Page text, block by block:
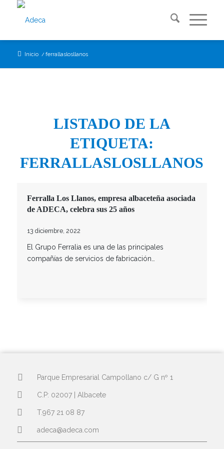
Inicio / ferrallaslosllanos
LISTADO DE LA
ETIQUETA:
FERRALLASLOSLLANOS
Ferralla Los Llanos, empresa albaceteña asociada
de ADECA, celebra sus 25 años
13 diciembre, 2022
El Grupo Ferralia es una de las principales
compañías de servicios de fabricación…
Parque Empresarial Campollano c/ G nº 1
C.P: 02007 | Albacete
T.967 21 08 87
adeca@adeca.com